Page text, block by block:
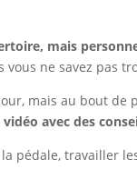
mais
vous ne savez pas
mais au bout de
vidéo avec des
pédale, travailler